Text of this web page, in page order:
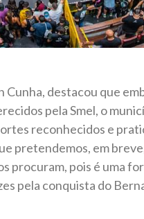
destacou que
pela Smel, o
reconhecidos e
pretendemos, em
procuram, pois é uma
pela conquista do